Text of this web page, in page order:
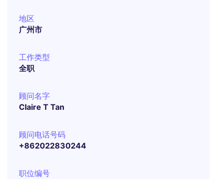
地区
广州市
工作类型
全职
顾问名字
Claire T Tan
顾问电话号码
+862022830244
职位编号